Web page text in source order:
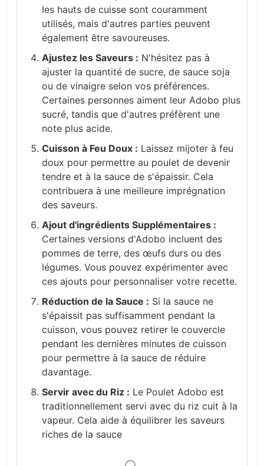
les hauts de cuisse sont couramment
utilisés, mais d'autres parties peuvent
également être savoureuses.
Ajustez les Saveurs : N'hésitez pas à
ajuster la quantité de sucre, de sauce soja
ou de vinaigre selon vos préférences.
Certaines personnes aiment leur Adobo plus
sucré, tandis que d'autres préfèrent une
note plus acide.
Cuisson à Feu Doux : Laissez mijoter à feu
doux pour permettre au poulet de devenir
tendre et à la sauce de s'épaissir. Cela
contribuera à une meilleure imprégnation
des saveurs.
Ajout d'ingrédients Supplémentaires :
Certaines versions d'Adobo incluent des
pommes de terre, des œufs durs ou des
légumes. Vous pouvez expérimenter avec
ces ajouts pour personnaliser votre recette.
Réduction de la Sauce : Si la sauce ne
s'épaissit pas suffisamment pendant la
cuisson, vous pouvez retirer le couvercle
pendant les dernières minutes de cuisson
pour permettre à la sauce de réduire
davantage.
Servir avec du Riz : Le Poulet Adobo est
traditionnellement servi avec du riz cuit à la
vapeur. Cela aide à équilibrer les saveurs
riches de la sauce